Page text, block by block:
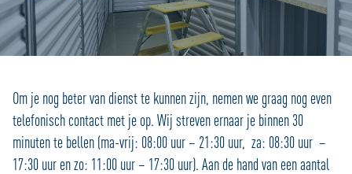
Om je nog beter van dienst te kunnen zijn, nemen we graag nog even
telefonisch contact met je op. Wij streven ernaar je binnen 30
minuten te bellen (ma-vrij: 08:00 uur – 21:30 uur, za: 08:30 uur –
17:30 uur en zo: 11:00 uur – 17:30 uur). Aan de hand van een aantal